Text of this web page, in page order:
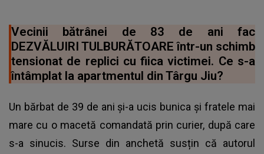
Vecinii bătrânei de 83 de ani fac
DEZVĂLUIRI TULBURĂTOARE într-un schimb
tensionat de replici cu fiica victimei. Ce s-a
întâmplat la apartmentul din Târgu Jiu?
Un bărbat de 39 de ani și-a ucis bunica și fratele mai
mare cu o macetă comandată prin curier, după care
s-a sinucis. Surse din anchetă susțin că autorul